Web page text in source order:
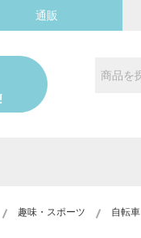
通販
趣味・スポーツ 自転車